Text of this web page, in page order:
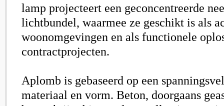
lamp projecteert een geconcentreerde
lichtbundel, waarmee ze geschikt is als
woonomgevingen en als functionele
contractprojecten.
Aplomb is gebaseerd op een
materiaal en vorm. Beton, doorgaans